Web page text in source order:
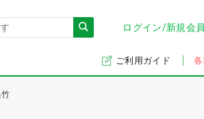
ログイン/新規会
ご利用ガイド